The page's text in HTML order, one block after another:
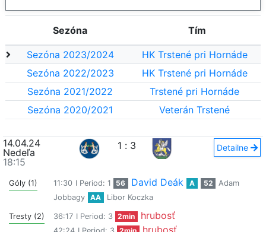
Sezóna Tím
Sezóna 2023/2024
HK Trstené pri Hornáde
Sezóna 2022/2023
HK Trstené pri Hornáde
Sezóna 2021/2022
Trstené pri Hornáde
Sezóna 2020/2021
Veterán Trstené
14.04.24
Nedeľa
18:15
1 : 3 Detailne
Góly (1) 11:30 I Period: 1 56 David Deák A 52
Adam
Jobbagy
AA Libor Koczka
Tresty (2) 36:17 I Period: 3 2min hrubosť
hrubosť